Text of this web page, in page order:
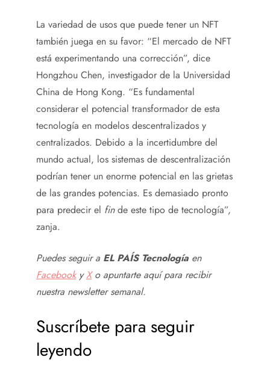
La variedad de usos que puede tener un NFT
también juega en su favor: “El mercado de NFT
está experimentando una corrección”, dice
Hongzhou Chen, investigador de la Universidad
China de Hong Kong. “Es fundamental
considerar el potencial transformador de esta
tecnología en modelos descentralizados y
centralizados. Debido a la incertidumbre del
mundo actual, los sistemas de descentralización
podrían tener un enorme potencial en las grietas
de las grandes potencias. Es demasiado pronto
para predecir el finde este tipo de tecnología”,
zanja.
Puedes seguir a EL PAÍS Tecnología en
FacebookyXo apuntarte aquí para recibir
nuestra newsletter semanal.
Suscríbete para seguir
leyendo